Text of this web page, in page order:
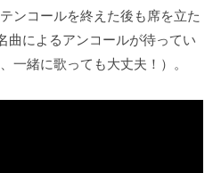
ンコールを終えた後も席を立た
曲によるアンコールが待ってい
緒に歌っても大丈夫！）。